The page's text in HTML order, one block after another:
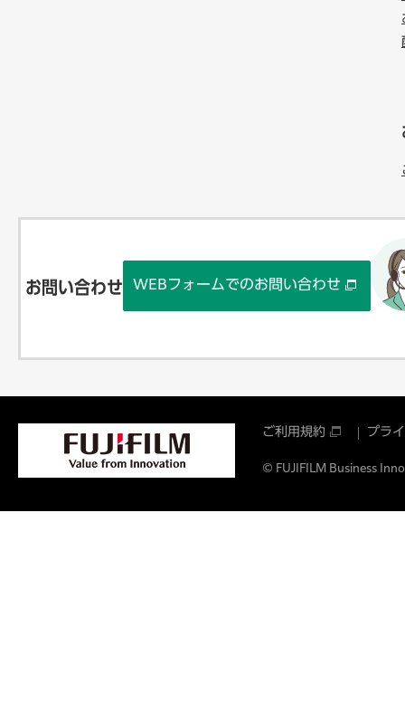
お問い合わせ WEBフォームでのお問い合わせ
ご利用規約 プラ
© FUJIFILM Business